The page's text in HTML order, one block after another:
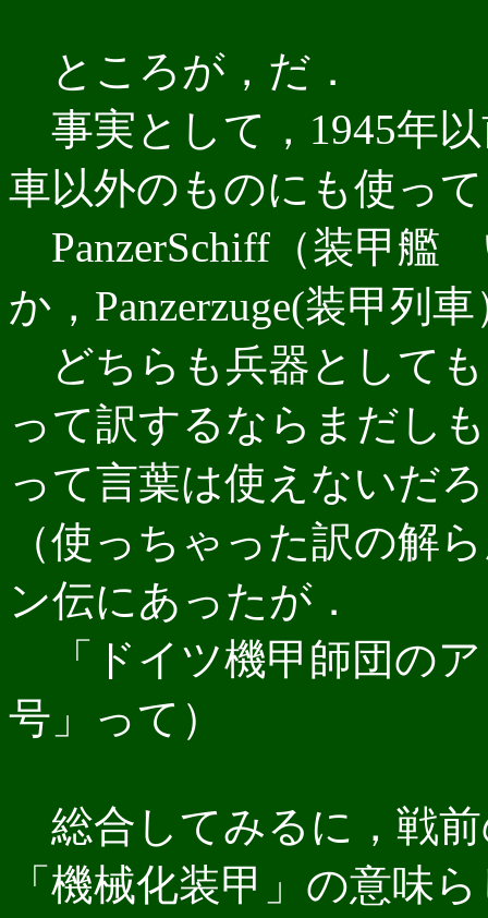
ところが，だ．
事実として，1945年以
車以外のものにも使っ
PanzerSchiff（装甲艦
か，Panzerzuge(装甲列
どちらも兵器として
って訳するならまだし
って言葉は使えないだ
（使っちゃった訳の解
ン伝にあったが．
「ドイツ機甲師団の
号」って）
総合してみるに，戦前
「機械化装甲」の意味